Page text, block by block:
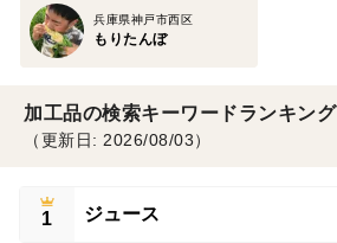
兵庫県神戸市西区
もりたんぼ
加工品の検索キーワードランキング
（更新日: 2026/08/03）
1 ジュース